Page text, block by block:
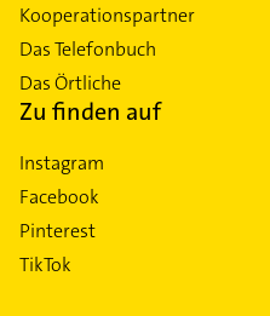
Kooperationspartner
Das Telefonbuch
Das Örtliche
Zu finden auf
Instagram
Facebook
Pinterest
TikTok